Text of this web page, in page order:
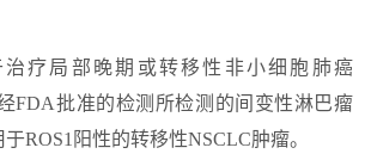
疗局部晚期或转移性非小细胞肺癌
FDA批准的检测所检测的间变性淋巴瘤
ROS1阳性的转移性NSCLC肿瘤。